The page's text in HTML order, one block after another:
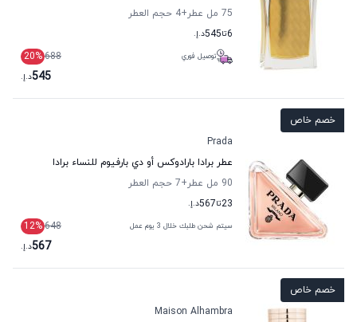
75 مل عطر
+4
حجم العطر
6تا545د.إ.
توصيل فوري 688
20%
545د.إ.
خصم خاص
Prada
عطر برادا بارادوكس أو دي بارفيوم للنساء برادا
90 مل عطر
+7
حجم العطر
23تا567د.إ.
سيتم شحن طلبك خلال 3 يوم عمل 648
12%
567د.إ.
خصم خاص
Maison Alhambra